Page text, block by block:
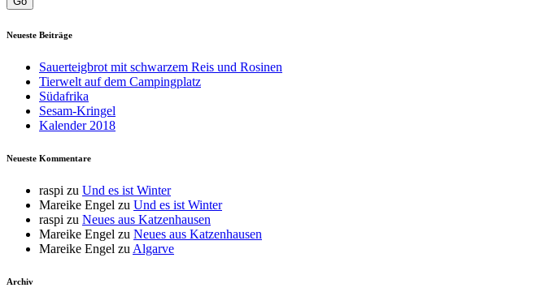
Neueste Beiträge
Sauerteigbrot mit schwarzem Reis und Rosinen
Tierwelt auf dem Campingplatz
Südafrika
Sesam-Kringel
Kalender 2018
Neueste Kommentare
raspi zu Und es ist Winter
Mareike Engel zu Und es ist Winter
raspi zu Neues aus Katzenhausen
Mareike Engel zu Neues aus Katzenhausen
Mareike Engel zu Algarve
Archiv